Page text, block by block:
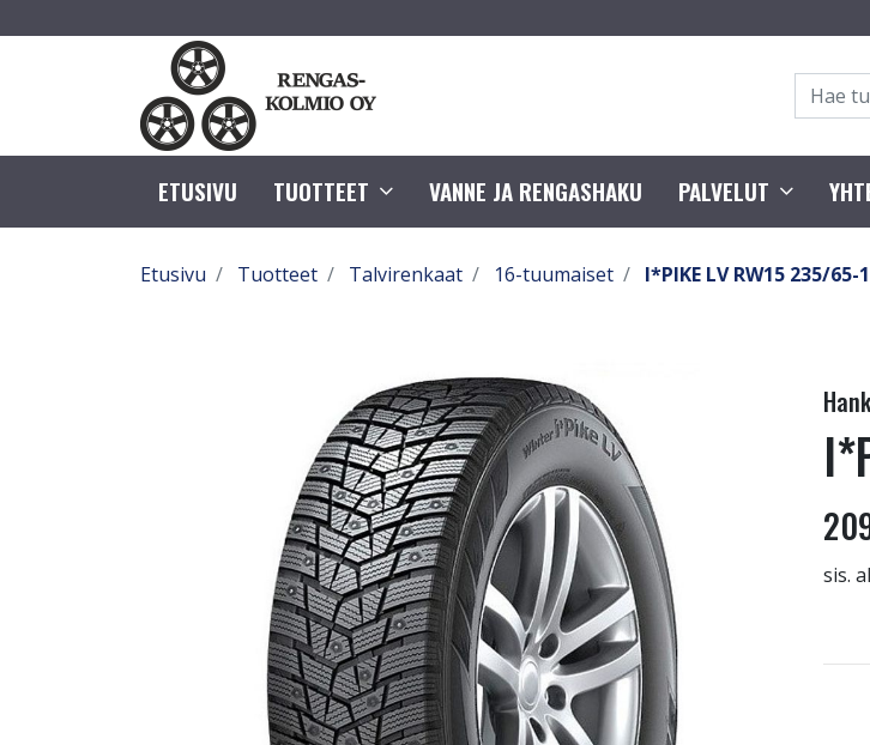
ETUSIVU TUOTTEET VANNE JA RENGASHAKU PALVELUT
Etusivu Tuotteet Talvirenkaat 16-tuumaiset I*PIKE LV RW15 235/65-
sis.